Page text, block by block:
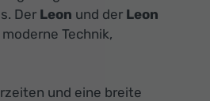
Der Leon und der Leon
Technik,
und eine breite